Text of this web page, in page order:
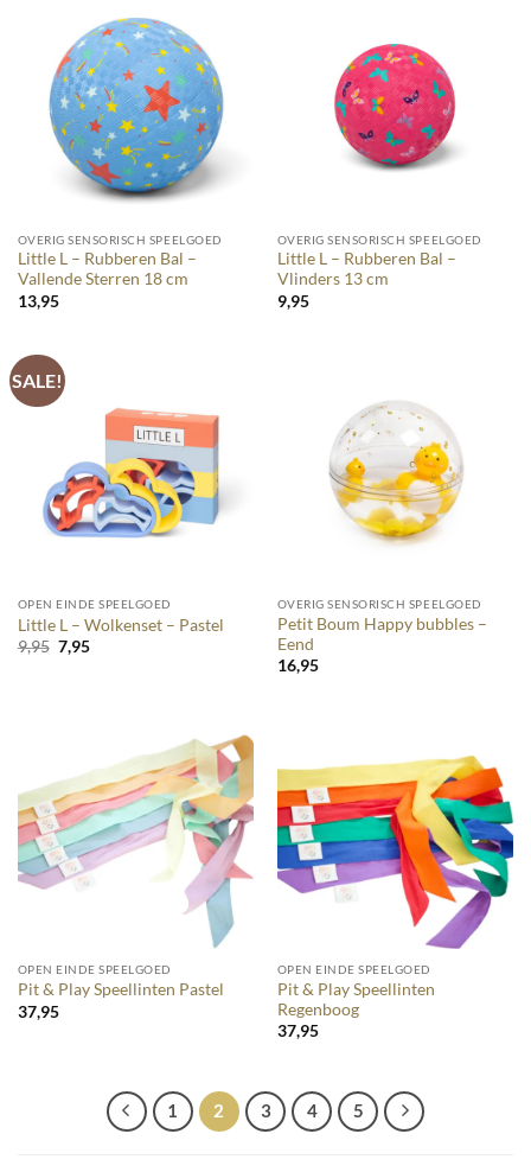
OVERIG SENSORISCH SPEELGOED
Little L – Rubberen Bal –
Vallende Sterren 18 cm
13,95
OVERIG SENSORISCH SPEELGOED
Little L – Rubberen Bal –
Vlinders 13 cm
9,95
SALE!
OPEN EINDE SPEELGOED
Little L – Wolkenset – Pastel
9,95 Oorspronkelijke
prijs
7,95Huidige
OVERIG SENSORISCH SPEELGOED
Petit Boum Happy bubbles –
Eend
16,95
OPEN EINDE SPEELGOED
Pit & Play Speellinten Pastel
37,95
OPEN EINDE SPEELGOED
Pit & Play Speellinten
Regenboog
37,95
1 2 3 4 5